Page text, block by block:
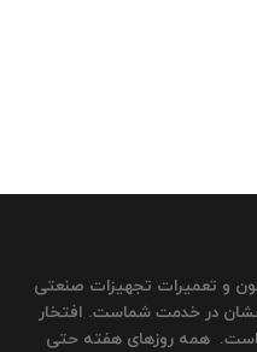
و تعمیرات تجهیزات صنعتی
در خدمت شماست. افتخار
است. همه روزهای هفته حتی